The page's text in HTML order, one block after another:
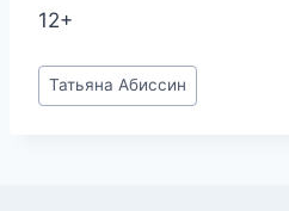
12+
Метки
записи:
Татьяна Абиссин